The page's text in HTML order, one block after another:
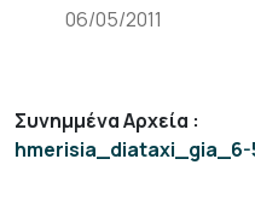
06/05/2011
Συνημμένα Αρχεία :
hmerisia_diataxi_gia_6-